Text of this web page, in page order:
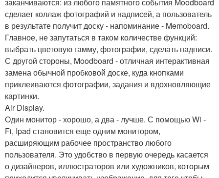
заканчиваются: из любого памятного события Moodboard
сделает коллаж фотографий и надписей, а пользователь
в результате получит доску - напоминание - Memoboard.
Главное, не запутаться в таком количестве функций:
выбрать цветовую гамму, фотографии, сделать надписи.
С другой стороны, Moodboard - отличная интерактивная
замена обычной пробковой доске, куда кнопками
приклеиваются фотографии, задания и вдохновляющие
картинки.
Air Display.
Один монитор - хорошо, а два - лучше. С помощью Wi -
Fi, Ipad становится еще одним монитором,
расширяющим рабочее пространство любого
пользователя. Это удобство в первую очередь касается
о дизайнеров, иллюстраторов или художников, которым